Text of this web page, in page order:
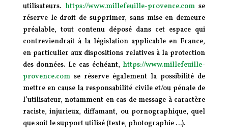
utilisateurs. https://www.millefeuille-provence.comse
réserve le droit de supprimer, sans mise en demeure
préalable, tout contenu déposé dans cet espace qui
contreviendrait à la législation applicable en France,
en particulier aux dispositions relatives à la protection
des données. Le cas échéant, https://www.millefeuille-
provence.comse réserve également la possibilité de
mettre en cause la responsabilité civile et/ou pénale de
l’utilisateur, notamment en cas de message à caractère
raciste, injurieux, diffamant, ou pornographique, quel
que soit le support utilisé (texte, photographie …).